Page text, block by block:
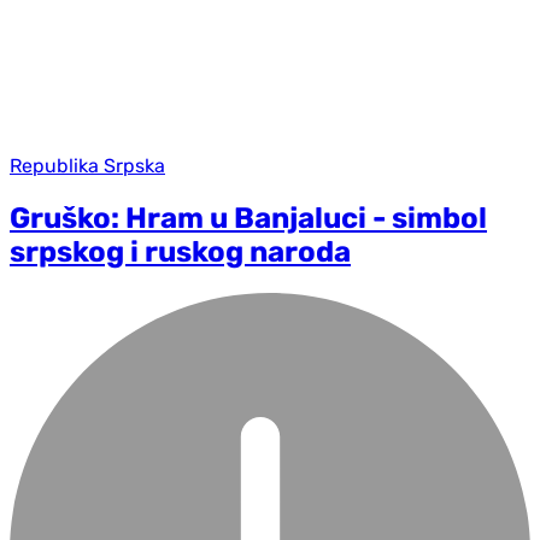
Republika Srpska
Gruško: Hram u Banjaluci - simbol
srpskog i ruskog naroda